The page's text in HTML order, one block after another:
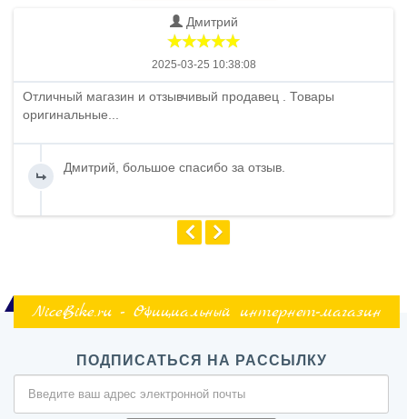
Дмитрий
2025-03-25 10:38:08
Отличный магазин и отзывчивый продавец . Товары
оригинальные...
Дмитрий, большое спасибо за отзыв.
NiceBike.ru - Официальный интернет-магазин
ПОДПИСАТЬСЯ НА РАССЫЛКУ